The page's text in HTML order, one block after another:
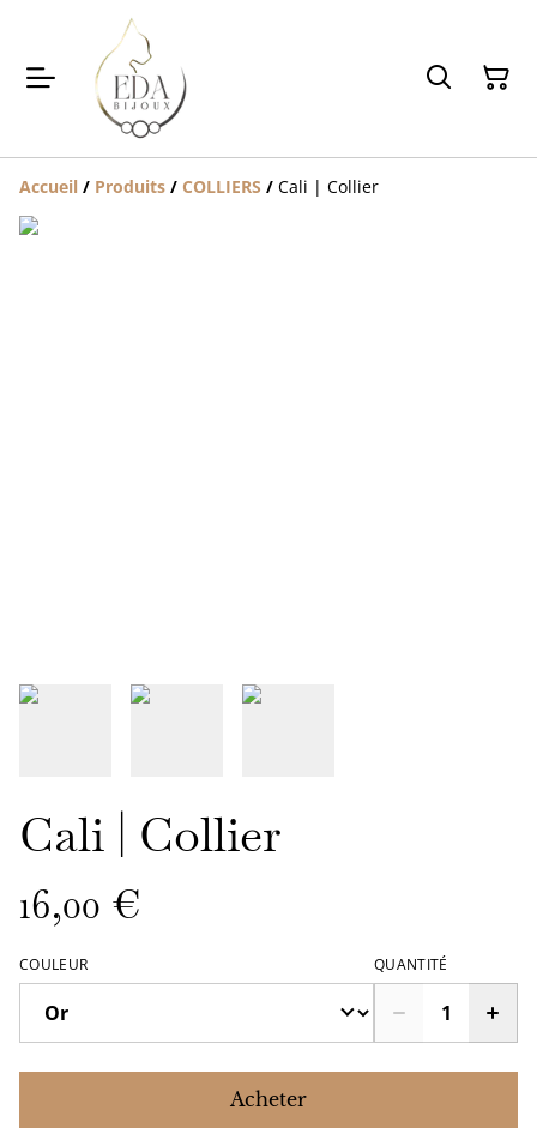
Accueil / Produits / COLLIERS / Cali | Collier
Cali | Collier
16,00 €
COULEUR QUANTITÉ
Acheter